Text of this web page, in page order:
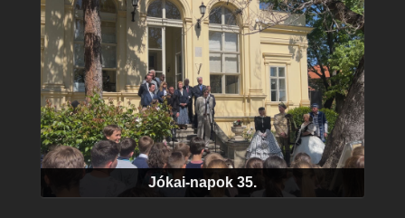
Jókai-napok 35.